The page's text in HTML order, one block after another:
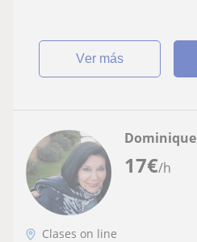
ver más
17€/h
Dominique
Clases on line